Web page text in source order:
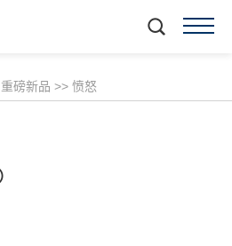
重磅新品 >> 愤怒